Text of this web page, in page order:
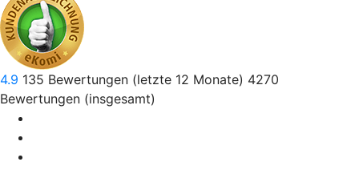
4.9 135 Bewertungen (letzte 12 Monate) 4270
Bewertungen (insgesamt)